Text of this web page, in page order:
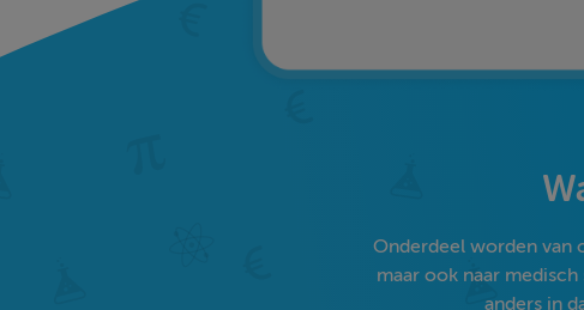
Onderdeel worden van
maar ook naar
anders in